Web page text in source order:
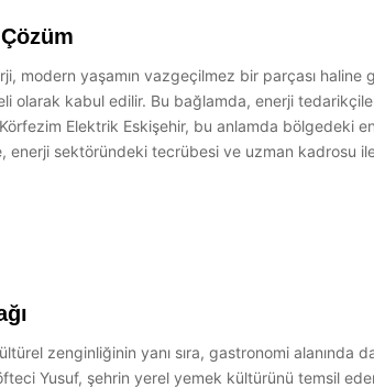
modern yaşamın vazgeçilmez bir parçası haline
olarak kabul edilir. Bu bağlamda, enerji
Elektrik Eskişehir, bu anlamda bölgedeki
sektöründeki tecrübesi ve uzman kadrosu ile
zenginliğinin yanı sıra, gastronomi alanında
Yusuf, şehrin yerel yemek kültürünü temsil